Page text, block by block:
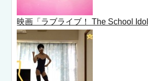
映画「ラブライブ！ The School